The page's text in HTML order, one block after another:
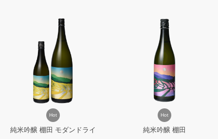
Hot
純米吟醸 棚田 モダンドライ
Hot
純米吟醸 棚田